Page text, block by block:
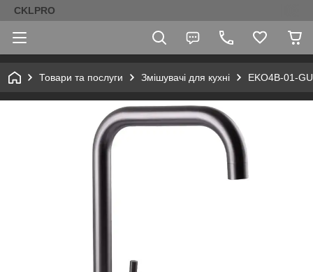
CKLPRO
Товари та послуги Змішувачі для кухні EKO4B-01-